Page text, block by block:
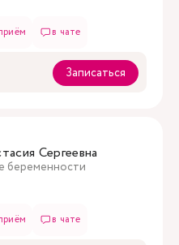
в чате
Записаться
Сергеевна
беременности
в чате